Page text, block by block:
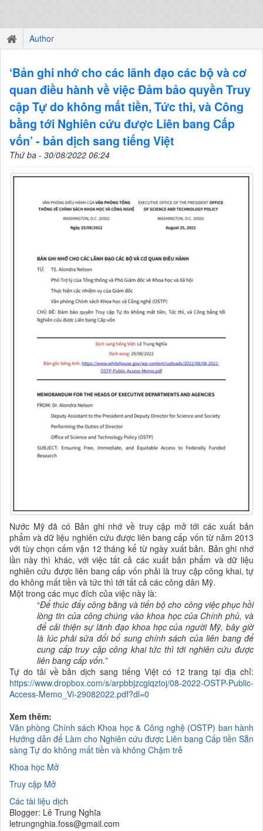
Author
‘Bản ghi nhớ cho các lãnh đạo các bộ và cơ
quan điều hành về việc Đảm bảo quyền Truy
cập Tự do không mất tiền, Tức thì, và Công
bằng tới Nghiên cứu được Liên bang Cấp
vốn’ - bản dịch sang tiếng Việt
Thứ ba - 30/08/2022 06:24
Nước Mỹ đã có Bản ghi nhớ về truy cập mở tới các xuất bản
phẩm và dữ liệu nghiên cứu được liên bang cấp vốn từ năm 2013
với tùy chọn cấm vận 12 tháng kể từ ngày xuất bản. Bản ghi nhớ
lần này thì khác, với việc tất cả các xuất bản phẩm và dữ liệu
nghiên cứu được liên bang cấp vốn phải là truy cập công khai, tự
do không mất tiền và tức thì tới tất cả các công dân Mỹ.
Một trong các mục đích của việc này là:
“Để thúc đẩy công bằng và tiến bộ cho công việc phục hồi
lòng tin của công chúng vàokhoa học của Chính phủ, và
để cải thiện sự lãnh đạo khoa họccủa người Mỹ, bây giờ
là lúc phải sửa đổi bổ sung chính sách của liên bang để
cung cấp truy cập công khai tức thì tới nghiên cứu được
liên bang cấp vốn.”
Tự do tải vềbản dịch sang tiếng Việt có 12 trang tại địa chỉ:
https://www.dropbox.com/s/arpbbjzcgiqztoj/08-2022-OSTP-Public-
Access-Memo_Vi-29082022.pdf?dl=0
Xem thêm:
Văn phòng Chính sách Khoa học & Công nghệ (OSTP) ban hành
Hướng dẫn để Làm cho Nghiên cứu được Liên bang Cấp tiền Sẵn
sàng Tự do không mất tiền và không Chậm trễ
Khoa học Mở
Truy cập Mở
Các tài liệu dịch
Blogger: Lê Trung Nghĩa
letrungnghia.foss@gmail.com